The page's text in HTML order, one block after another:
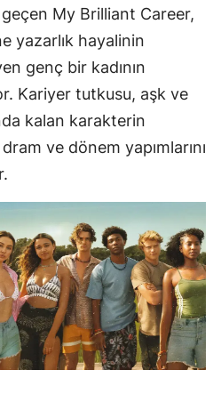
My Brilliant Career,
yazarlık hayalinin
genç bir kadının
Kariyer tutkusu, aşk ve
kalan karakterin
ve dönem yapımlarını